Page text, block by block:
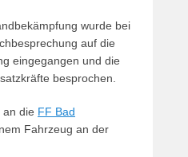
wurde bei
auf die
eingegangen und die
besprochen.
an die FF Bad
Fahrzeug an der